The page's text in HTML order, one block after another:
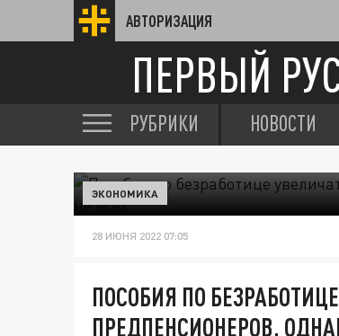
АВТОРИЗАЦИЯ
ПЕРВЫЙ
РУБРИКИ НОВОСТИ
ЭКОНОМИКА
28 ИЮНЯ 2022 07:05
ПОСОБИЯ ПО
ПРЕДПЕНСИОНЕРОВ.